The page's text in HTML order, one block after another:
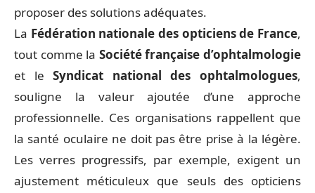
proposer des solutions adéquates.
La Fédération nationale des opticiens de France,
tout comme la Société française d’ophtalmologie
et leSyndicat national des ophtalmologues,
souligne la valeur ajoutée d’une approche
professionnelle. Ces organisations rappellent que
la santé oculaire ne doit pas être prise à la légère.
Les verres progressifs, par exemple, exigent un
ajustement méticuleux que seuls des opticiens